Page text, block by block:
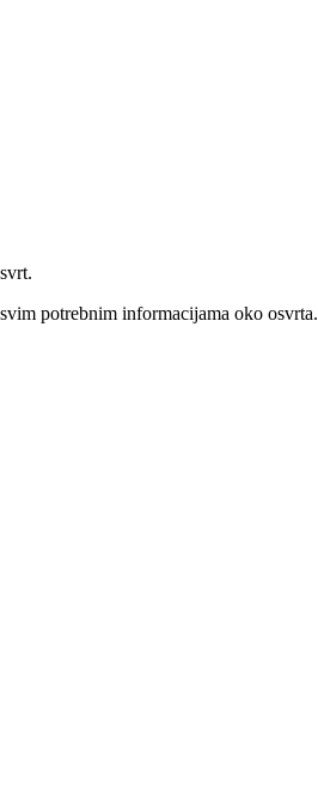
potrebnim informacijama oko osvrta.